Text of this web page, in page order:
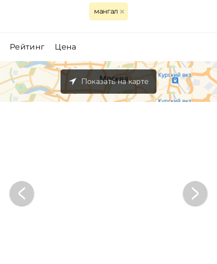
мангал
Рейтинг Цена
Показать на карте